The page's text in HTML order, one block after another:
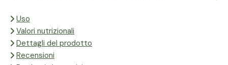
Uso
Valori nutrizionali
Dettagli del prodotto
Recensioni